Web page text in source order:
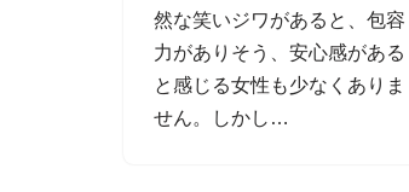
然な笑いジワがあると、包容
力がありそう、安心感がある
と感じる女性も少なくありま
せん。しかし…